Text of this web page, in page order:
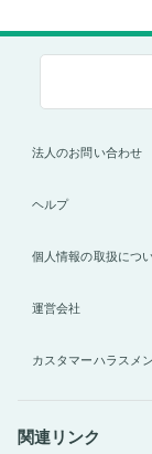
法人のお問い合わせ
ヘルプ
個人情報の取扱につ
運営会社
カスタマーハラスメ
関連リンク